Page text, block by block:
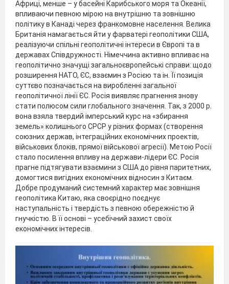
Африці, менше – у басейні Карибського моря та Океанії,
впливаючи певною мірою на внутрішню та зовнішню
політику в Канаді через франкомовне населення. Велика
Британія намагається йти у фарватері геополітики США,
реалізуючи спільні геополітичні інтереси в Європі та в
державах Співдружності. Німеччина активно впливає на
геополітично значущі загальноєвропейські справи: щодо
розширення НАТО, ЄС, взаємин з Росією та ін. Її позиція
суттєво позначається на виробленні загальної
геополітичної лінії ЄС. Росія виявляє прагнення знову
стати полюсом сили глобального значення. Так, з 2000 р.
вона взяла твердий імперський курс на «збирання
земель» колишнього СРСР у різних формах (створення
союзних держав, інтеграційних економічних проектів,
військових блоків, прямої військової агресії). Метою Росії
стало посилення впливу на держави-лідери ЄС. Росія
прагне підтягувати взаємини з США до рівня паритетних,
домогтися вигідних економічних відносин з Китаєм.
Добре продуманий системний характер має зовнішня
геополітика Китаю, яка своєрідно поєднує
наступальність і твердість з певною обережністю й
гнучкістю. В її основі – усебічний захист своїх
економічних інтересів.